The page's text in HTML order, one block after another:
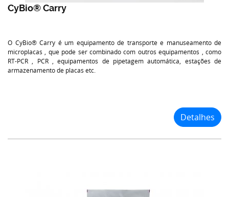
CyBio® Carry
O CyBio® Carry é um equipamento de transporte e manuseamento de
microplacas , que pode ser combinado com outros equipamentos , como
RT-PCR , PCR , equipamentos de pipetagem automática, estações de
armazenamento de placas etc.
Detalhes